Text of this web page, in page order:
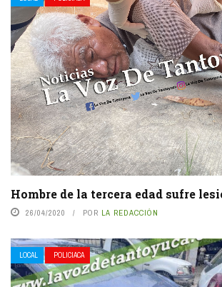
Hombre de la tercera edad sufre
26/04/2020 POR LA REDACCIÓN
LOCAL POLICIACA